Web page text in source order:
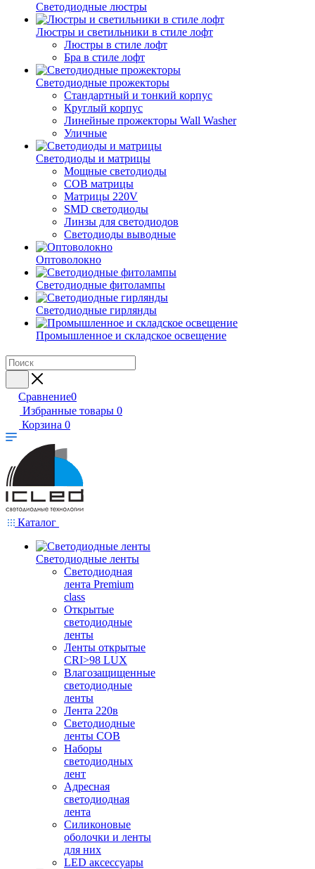
Светодиодные люстры
Люстры и светильники в стиле лофт
Люстры в стиле лофт
Бра в стиле лофт
Светодиодные прожекторы
Стандартный и тонкий корпус
Круглый корпус
Линейные прожекторы Wall Washer
Уличные
Светодиоды и матрицы
Мощные светодиоды
COB матрицы
Матрицы 220V
SMD светодиоды
Линзы для светодиодов
Светодиоды выводные
Оптоволокно
Светодиодные фитолампы
Светодиодные гирлянды
Промышленное и складское освещение
Сравнение0
Избранные товары 0
Корзина 0
Каталог
Светодиодные ленты
Светодиодная
лента Premium
class
Открытые
светодиодные
ленты
Ленты открытые
CRI>98 LUX
Влагозащищенные
светодиодные
ленты
Лента 220в
Светодиодные
ленты COB
Наборы
светодиодных
лент
Адресная
светодиодная
лента
Силиконовые
оболочки и ленты
для них
LED аксессуары